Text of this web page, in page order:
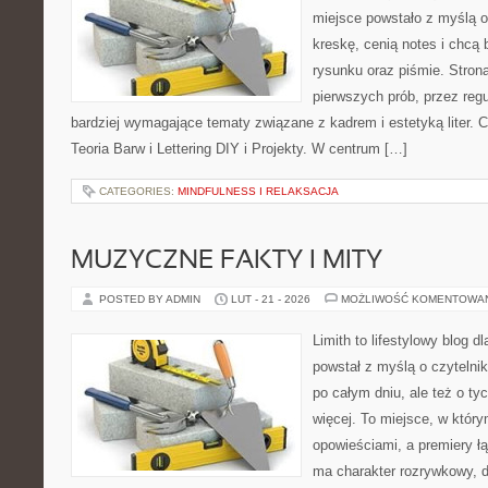
miejsce powstało z myślą
kreskę, cenią notes i chcą
rysunku oraz piśmie.
pierwszych prób, przez
bardziej wymagające tematy związane z kadrem i estetyką liter.
Teoria Barw i Lettering DIY i Projekty. W centrum […]
CATEGORIES: MINDFULNESS I RELAKSACJA
MUZYCZNE FAKTY I MITY
POSTED BY ADMIN LUT - 21 - 2026 MOŻLIWOŚĆ
Limith to lifestylowy blog
powstał z myślą o
po całym dniu, ale też o
więcej. To miejsce, w
opowieściami, a premiery
ma charakter rozrywkowy,